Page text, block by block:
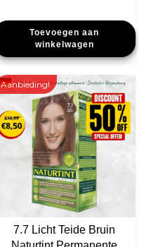
Toevoegen aan
winkelwagen
7.7 Licht Teide Bruin
Aanbieding!